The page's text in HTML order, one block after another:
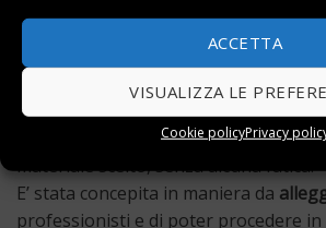
ACCETTA
VISUALIZZA LE
Cookie policyPrivacy
tipologia stessa, ma le sue funzioni
comunque professionali e di alto
Le sparachiodi funzionano
spinge il chiodo per farlo entrare
materiale scelto, senza alcuna fatica.
E’ stata concepita in maniera da
professionisti e di poter procedere